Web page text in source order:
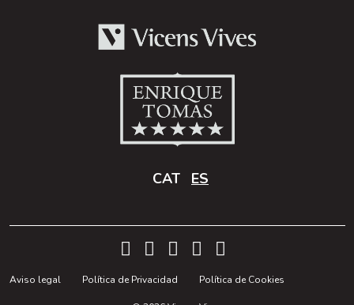
CAT ES
Aviso legal Política de Privacidad Política de Cookies